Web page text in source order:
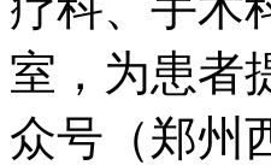
室，为患者
众号（郑州